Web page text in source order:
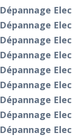
Dépannage
Dépannage
Dépannage
Dépannage
Dépannage
Dépannage
Dépannage
Dépannage
Dépannage